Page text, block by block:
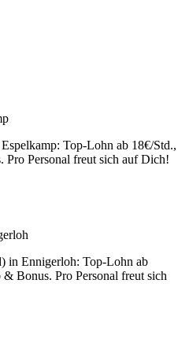
Top-Lohn ab 18€/Std.,
Personal freut sich auf Dich!
in Ennigerloh: Top-Lohn ab
Bonus. Pro Personal freut sich